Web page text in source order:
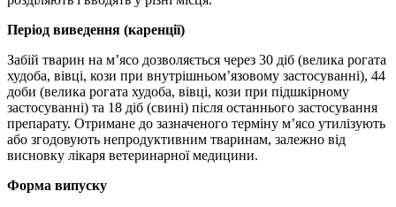
Період виведення (каренції)
Забій тварин на м’ясо дозволяється через 30 діб (велика рогата
худоба, вівці, кози при внутрішньом’язовому застосуванні), 44
доби (велика рогата худоба, вівці, кози при підшкірному
застосуванні) та 18 діб (свині) після останнього застосування
препарату. Отримане до зазначеного терміну м’ясо утилізують
або згодовують непродуктивним тваринам, залежно від
висновку лікаря ветеринарної медицини.
Форма випуску